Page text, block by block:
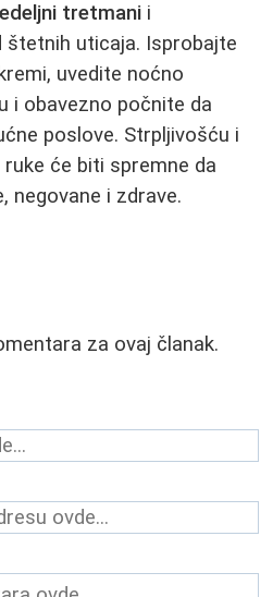
tretmani i
štetnih uticaja. Isprobajte
uvedite noćno
i obavezno počnite da
poslove. Strpljivošću i
će biti spremne da
negovane i zdrave.
za ovaj članak.